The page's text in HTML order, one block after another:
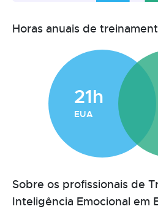
Horas anuais de
21h
EUA
Sobre os profissionais de
Inteligência Emocional em